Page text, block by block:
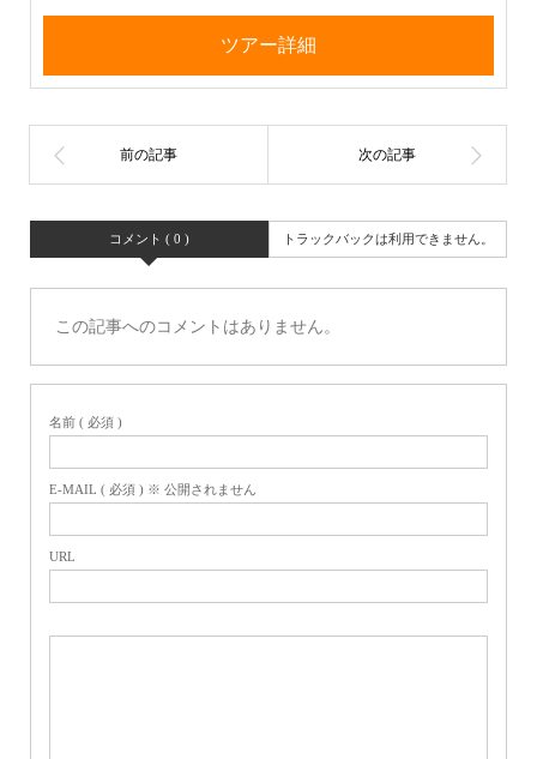
ツアー詳細
コメント ( 0 ) トラックバックは利用できません。
この記事へのコメントはありません。
名前 ( 必須 )
E-MAIL ( 必須 ) ※ 公開されません
URL